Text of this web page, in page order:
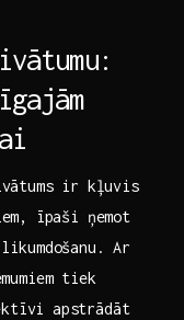
ir⁢ kļuvis
⁣īpaši ņemot
Ar
‍tiek
⁣apstrādāt​